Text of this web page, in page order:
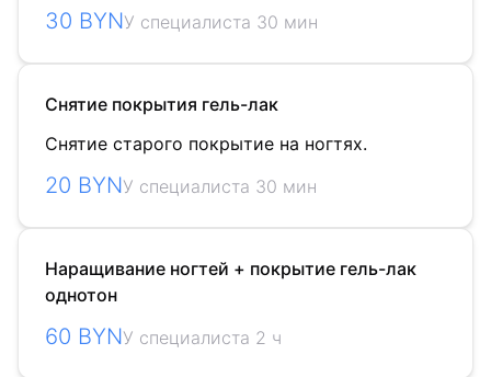
30 BYNУ специалиста 30 мин
Снятие покрытия гель-лак
Снятие старого покрытие на ногтях.
20 BYNУ специалиста 30 мин
Наращивание ногтей + покрытие гель-лак
однотон
60 BYNУ специалиста 2 ч